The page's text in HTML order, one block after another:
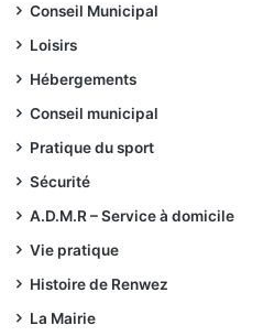
Conseil Municipal
Loisirs
Hébergements
Conseil municipal
Pratique du sport
Sécurité
A.D.M.R – Service à domicile
Vie pratique
Histoire de Renwez
La Mairie